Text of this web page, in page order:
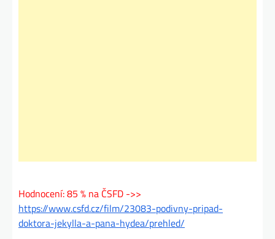
Hodnocení: 85 % na ČSFD ->>
https://www.csfd.cz/film/23083-podivny-pripad-
doktora-jekylla-a-pana-hydea/prehled/